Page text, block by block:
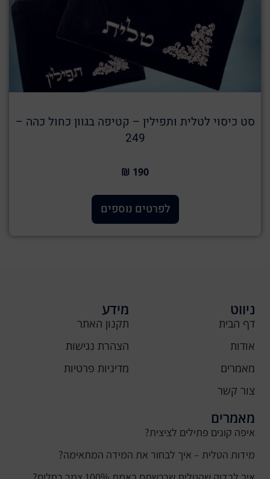
סט כיסוי לטלית ותפילין – קטיפה בגוון כחול כהה –
249
190 ₪
לפרטים נוספים
ניווט
דף הבית
אודות
מאמרים
צור קשר
מידע
תקנון האתר
הצהרת נגישות
מדיניות פרטיות
מאמרים
איפה קונים פתילים לציצית?
מידות הטלית – איך לבחור את המידה המתאימה?